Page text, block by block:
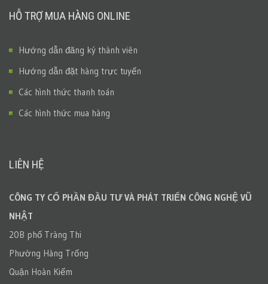
HỖ TRỢ MUA HÀNG ONLINE
Hướng dẫn đăng ký thành viên
Hướng dẫn đặt hàng trực tuyến
Các hình thức thanh toán
Các hình thức mua hàng
LIÊN HỆ
CÔNG TY CỔ PHẦN ĐẦU TƯ VÀ PHÁT TRIỂN CÔNG NGHỆ VŨ
NHẬT
20B phố Tràng Thi
Phường Hàng Trống
Quận Hoàn Kiếm